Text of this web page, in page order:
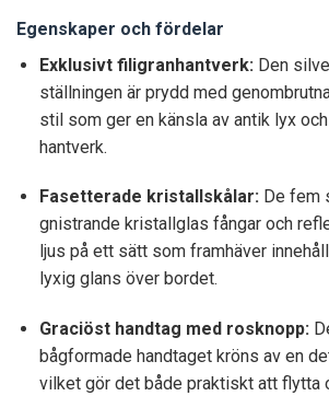
Egenskaper och fördelar
Exklusivt filigranhantverk: Den
ställningen är prydd med
stil som ger en känsla av antik lyx
hantverk.
Fasetterade kristallskålar:De fem
gnistrande kristallglas fångar och
ljus på ett sätt som framhäver
lyxig glans över bordet.
Graciöst handtag med rosknopp:
bågformade handtaget kröns av en
vilket gör det både praktiskt att flytta